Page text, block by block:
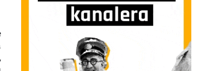
B AGERTOKIAK; ETA ENPRESA HANDIEN NAZIONALIZAZIOA SARRERAN